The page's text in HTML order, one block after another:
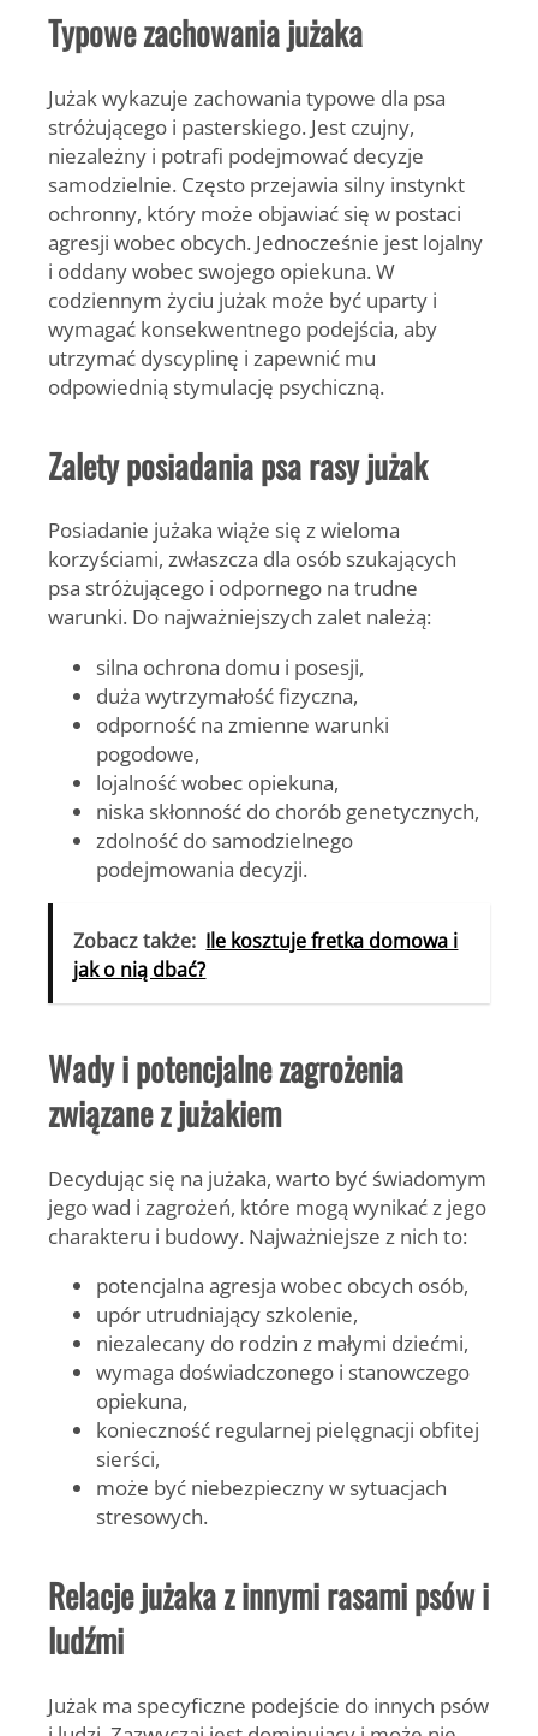
Typowe zachowania jużaka
Jużak wykazuje zachowania typowe dla psa
stróżującego i pasterskiego. Jest czujny,
niezależny i potrafi podejmować decyzje
samodzielnie. Często przejawia silny instynkt
ochronny, który może objawiać się w postaci
agresji wobec obcych. Jednocześnie jest lojalny
i oddany wobec swojego opiekuna. W
codziennym życiu jużak może być uparty i
wymagać konsekwentnego podejścia, aby
utrzymać dyscyplinę i zapewnić mu
odpowiednią stymulację psychiczną.
Zalety posiadania psa rasy jużak
Posiadanie jużaka wiąże się z wieloma
korzyściami, zwłaszcza dla osób szukających
psa stróżującego i odpornego na trudne
warunki. Do najważniejszych zalet należą:
silna ochrona domu i posesji,
duża wytrzymałość fizyczna,
odporność na zmienne warunki
pogodowe,
lojalność wobec opiekuna,
niska skłonność do chorób genetycznych,
zdolność do samodzielnego
podejmowania decyzji.
Zobacz także: Ile kosztuje fretka domowa i
jak o nią dbać?
Wady i potencjalne zagrożenia
związane z jużakiem
Decydując się na jużaka, warto być świadomym
jego wad i zagrożeń, które mogą wynikać z jego
charakteru i budowy. Najważniejsze z nich to:
potencjalna agresja wobec obcych osób,
upór utrudniający szkolenie,
niezalecany do rodzin z małymi dziećmi,
wymaga doświadczonego i stanowczego
opiekuna,
konieczność regularnej pielęgnacji obfitej
sierści,
może być niebezpieczny w sytuacjach
stresowych.
Relacje jużaka z innymi rasami psów i
ludźmi
Jużak ma specyficzne podejście do innych psów